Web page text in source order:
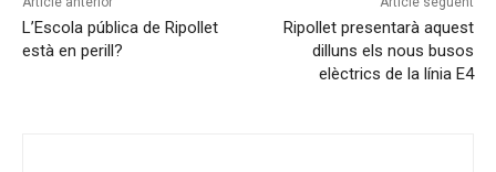
L’Escola pública de Ripollet
està en perill?
Ripollet presentarà aquest
dilluns els nous busos
elèctrics de la línia E4